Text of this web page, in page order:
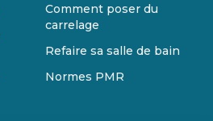
Comment poser du
carrelage
Refaire sa salle de bain
Normes PMR